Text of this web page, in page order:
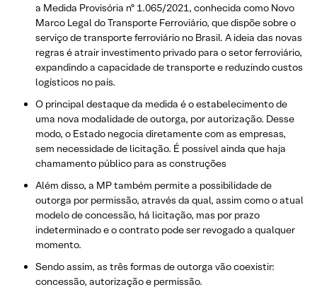
a Medida Provisória nº 1.065/2021, conhecida como Novo
Marco Legal do Transporte Ferroviário, que dispõe sobre o
serviço de transporte ferroviário no Brasil. A ideia das novas
regras é atrair investimento privado para o setor ferroviário,
expandindo a capacidade de transporte e reduzindo custos
logísticos no país.
O principal destaque da medida é o estabelecimento de
uma nova modalidade de outorga, por autorização. Desse
modo, o Estado negocia diretamente com as empresas,
sem necessidade de licitação. É possível ainda que haja
chamamento público para as construções
Além disso, a MP também permite a possibilidade de
outorga por permissão, através da qual, assim como o atual
modelo de concessão, há licitação, mas por prazo
indeterminado e o contrato pode ser revogado a qualquer
momento.
Sendo assim, as três formas de outorga vão coexistir:
concessão, autorização e permissão.